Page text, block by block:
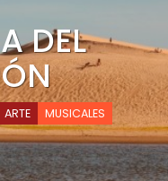
DEL
ARTE MUSICALES